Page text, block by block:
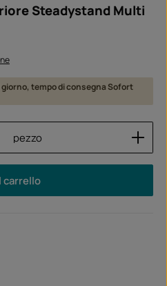
Steadystand Multi
giorno, tempo di consegna Sofort
inserisci la quantità
pezzo
carrello